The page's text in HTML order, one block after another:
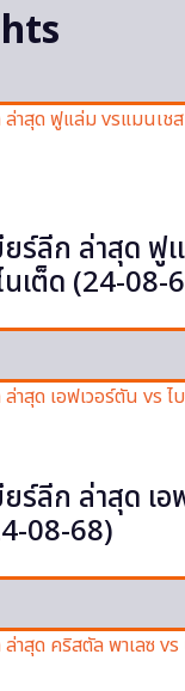
ยร์ลีก ล่าสุด
นเต็ด (24-08-
ร์ลีก ล่าสุด เ
08-68)